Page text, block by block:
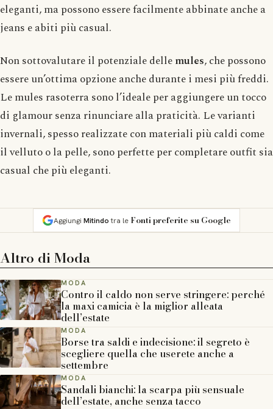
eleganti, ma possono essere facilmente abbinate anche a
jeans e abiti più casual.
Non sottovalutare il potenziale dellemules, che possono
essere un’ottima opzione anche durante i mesi più freddi.
Le mules rasoterra sono l’ideale per aggiungere un tocco
di glamour senza rinunciare alla praticità. Le varianti
invernali, spesso realizzate con materiali più caldi come
il velluto o la pelle, sono perfette per completare outfit sia
casual che più eleganti.
Aggiungi Mitindotra le Fonti preferite su Google
Altro di Moda
MODA
Contro il caldo non serve stringere: perché
la maxi camicia è la miglior alleata
dell’estate
MODA
Borse tra saldi e indecisione: il segreto è
scegliere quella che userete anche a
settembre
MODA
Sandali bianchi: la scarpa più sensuale
dell’estate, anche senza tacco